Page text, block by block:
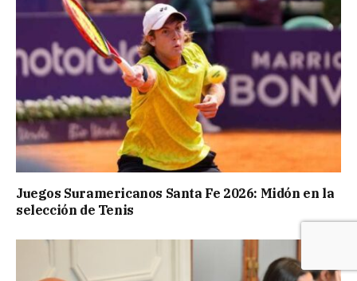
Juegos Suramericanos Santa Fe 2026: Midón en la
selección de Tenis